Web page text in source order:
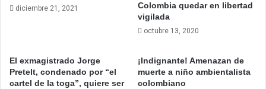
diciembre 21, 2021
Colombia quedar en libertad
vigilada
octubre 13, 2020
El exmagistrado Jorge
Pretelt, condenado por “el
cartel de la toga”, quiere ser
¡Indignante! Amenazan de
muerte a niño ambientalista
colombiano